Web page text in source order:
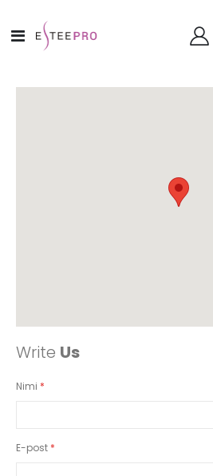
Toggle
Nav
Write Us
Nimi
E-post